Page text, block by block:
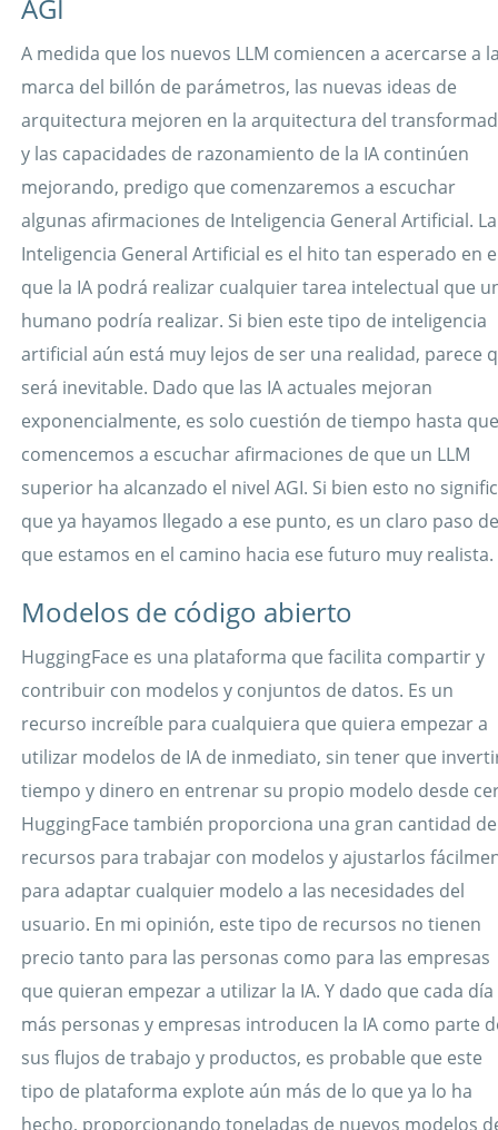
AGI
A medida que los nuevos LLM comiencen a acercarse a
marca del billón de parámetros, las nuevas ideas de
arquitectura mejoren en la arquitectura del
y las capacidades de razonamiento de la IA continúen
mejorando, predigo que comenzaremos a escuchar
algunas afirmaciones de Inteligencia General Artificial. La
Inteligencia General Artificial es el hito tan esperado en
que la IA podrá realizar cualquier tarea intelectual que
humano podría realizar. Si bien este tipo de inteligencia
artificial aún está muy lejos de ser una realidad, parece
será inevitable. Dado que las IA actuales mejoran
exponencialmente, es solo cuestión de tiempo hasta
comencemos a escuchar afirmaciones de que un LLM
superior ha alcanzado el nivel AGI. Si bien esto no
que ya hayamos llegado a ese punto, es un claro paso
que estamos en el camino hacia ese futuro muy realista.
Modelos de código abierto
HuggingFace es una plataforma que facilita compartir y
contribuir con modelos y conjuntos de datos. Es un
recurso increíble para cualquiera que quiera empezar a
utilizar modelos de IA de inmediato, sin tener que
tiempo y dinero en entrenar su propio modelo desde
HuggingFace también proporciona una gran cantidad de
recursos para trabajar con modelos y ajustarlos
para adaptar cualquier modelo a las necesidades del
usuario. En mi opinión, este tipo de recursos no tienen
precio tanto para las personas como para las empresas
que quieran empezar a utilizar la IA. Y dado que cada día
más personas y empresas introducen la IA como parte
sus flujos de trabajo y productos, es probable que este
tipo de plataforma explote aún más de lo que ya lo ha
hecho, proporcionando toneladas de nuevos modelos